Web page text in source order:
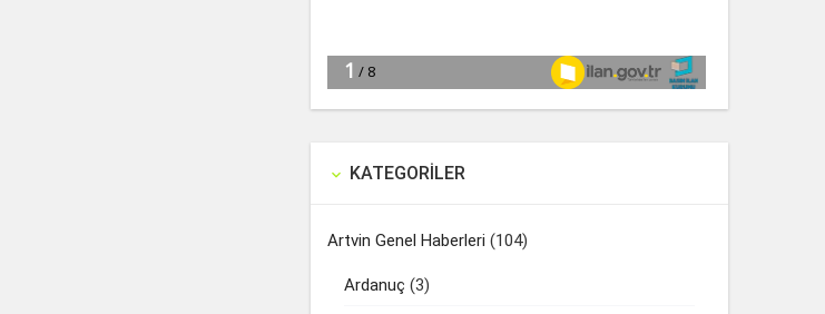
 KATEGORILER
Artvin Genel Haberleri (104)
Ardanuç (3)